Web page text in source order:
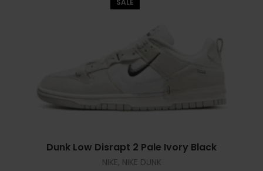
Dunk Low Rose Whisper